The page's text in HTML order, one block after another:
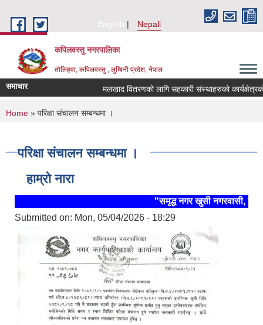
English
Nepali
कपिलवस्तु नगरपालिका
तौलिहवा, कपिलवस्तु , लुम्बिनी प्रदेश, नेपाल
समाचार मलखाद वितरणको लागि सहकारी संस्थाहरुको कार्यक्षेत्रको
You are here
Home » परिक्षा संचालन सम्बन्धमा ।
परिक्षा संचालन सम्बन्धमा ।
हाम्रो नारा
"समृद्ध नगर खुसी नगरवासी, स्थिर
Submitted on: Mon, 05/04/2026 - 18:29